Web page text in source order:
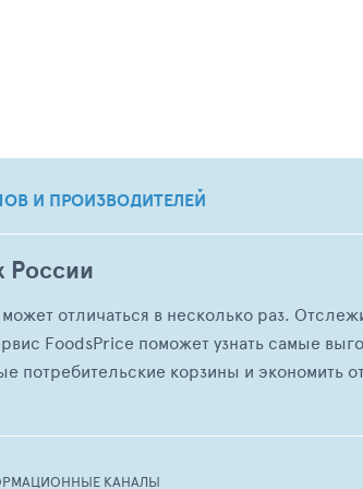
И ПРОИЗВОДИТЕЛЕЙ
России
отличаться в несколько раз.
FoodsPrice поможет узнать самые
корзины и экономить
КАНАЛЫ